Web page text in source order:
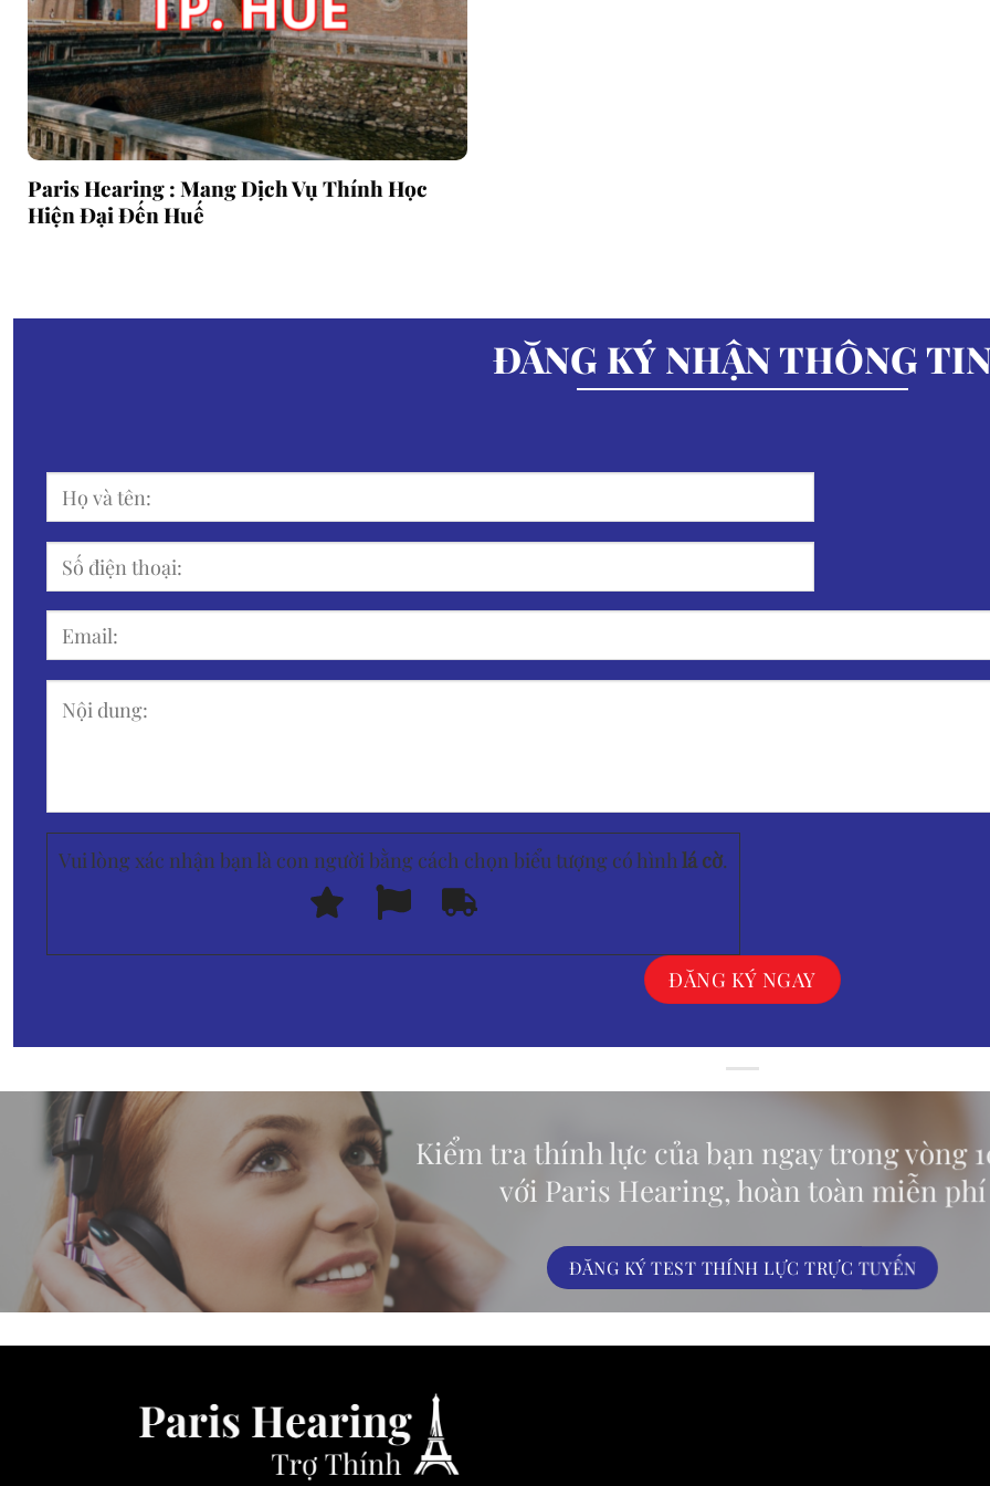
Paris Hearing : Mang Dịch Vụ Thính Học
Hiện Đại Đến Huế
ĐĂNG KÝ NHẬN THÔNG
Vui lòng xác nhận bạn là con người bằng cách chọn biểu tượng có hình lá cờ.
Kiểm tra thính lực của bạn ngay trong vòng
với Paris Hearing, hoàn toàn miễn phí
ĐĂNG KÝ TEST THÍNH LỰC TRỰC TUYẾN